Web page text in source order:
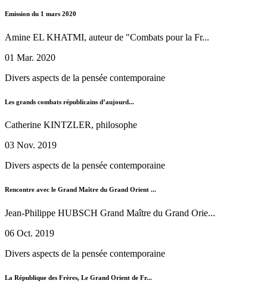
Emission du 1 mars 2020
Amine EL KHATMI, auteur de "Combats pour la Fr...
01 Mar. 2020
Divers aspects de la pensée contemporaine
Les grands combats républicains d’aujourd...
Catherine KINTZLER, philosophe
03 Nov. 2019
Divers aspects de la pensée contemporaine
Rencontre avec le Grand Maître du Grand Orient ...
Jean-Philippe HUBSCH Grand Maître du Grand Orie...
06 Oct. 2019
Divers aspects de la pensée contemporaine
La République des Frères, Le Grand Orient de Fr...